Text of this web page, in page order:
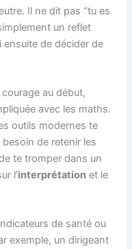
Il ne dit pas “tu es
un reflet
de décider de
au début,
avec les maths.
outils modernes te
de retenir les
te tromper dans un
l’interprétation et le
de santé ou
exemple, un dirigeant